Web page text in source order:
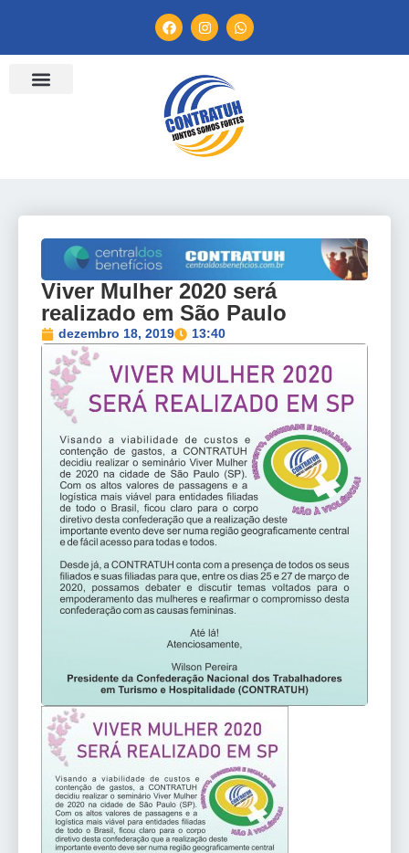
Viver Mulher 2020 será
realizado em São Paulo
dezembro 18, 2019 13:40